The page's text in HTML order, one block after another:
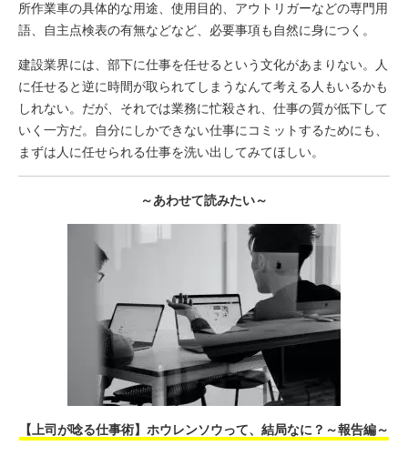
所作業車の具体的な用途、使用目的、アウトリガーなどの専門用
語、自主点検表の有無などなど、必要事項も自然に身につく。
建設業界には、部下に仕事を任せるという文化があまりない。人
に任せると逆に時間が取られてしまうなんて考える人もいるかも
しれない。だが、それでは業務に忙殺され、仕事の質が低下して
いく一方だ。自分にしかできない仕事にコミットするためにも、
まずは人に任せられる仕事を洗い出してみてほしい。
～あわせて読みたい～
【上司が唸る仕事術】ホウレンソウって、結局なに？～報告編～